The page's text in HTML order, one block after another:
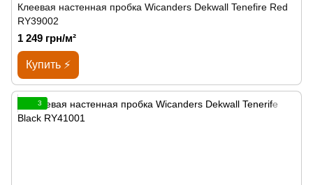
Клеевая настенная пробка Wicanders Dekwall Tenefire Red
RY39002
1 249 грн/м²
Купить ⚡
3